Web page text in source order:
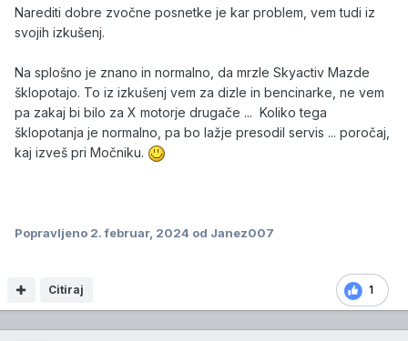
Narediti dobre zvočne posnetke je kar problem, vem tudi iz
svojih izkušenj.
Na splošno je znano in normalno, da mrzle Skyactiv Mazde
šklopotajo. To iz izkušenj vem za dizle in bencinarke, ne vem
pa zakaj bi bilo za X motorje drugače ... Koliko tega
šklopotanja je normalno, pa bo lažje presodil servis ... poročaj,
kaj izveš pri Močniku.
Popravljeno 2. februar, 2024 od Janez007
1
Citiraj